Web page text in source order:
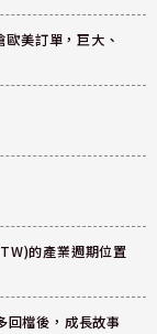
美訂單，巨大、
的產業週期位置
回檔後，成長故事